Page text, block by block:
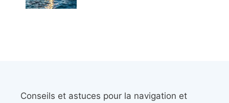
Conseils et astuces pour la navigation et